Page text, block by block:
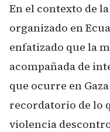
En el contexto de
organizado en
enfatizado que la
acompañada de
que ocurre en
recordatorio de lo
violencia